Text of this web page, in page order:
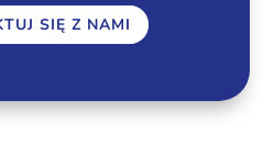
SIĘ Z NAMI